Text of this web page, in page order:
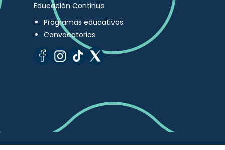
Educación Continua
Programas educativos
Convocatorias